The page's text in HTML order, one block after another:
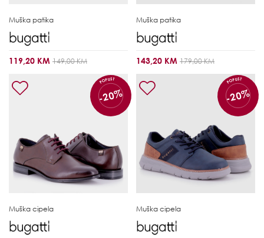
Muška patika
119,20 KM 149,00 KM
Muška patika
143,20 KM 179,00 KM
POPUST
-20%
Muška cipela
POPUST
-20%
Muška cipela